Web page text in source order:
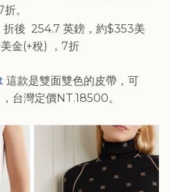
。
折後 254.7 英鎊，約$353美
金(+稅) ，7折
這款是雙面雙色的皮帶，可
台灣定價NT.18500。